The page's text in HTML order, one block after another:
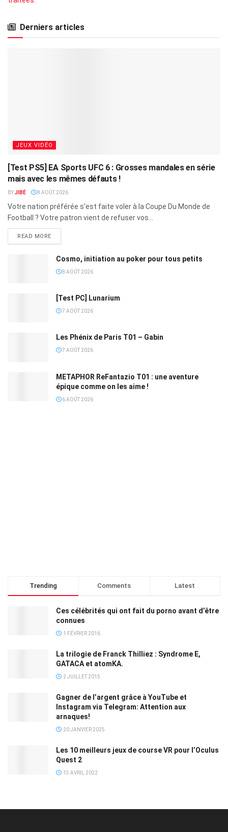
Derniers articles
JEUX VIDÉO
[Test PS5] EA Sports UFC 6 : Grosses mandales en série
mais avec les mêmes défauts !
BYJIBÉ 8 AOÛT 2026
Votre nation préférée s'est faite voler à la Coupe Du Monde de
Football ? Votre patron vient de refuser vos...
READ MORE
Cosmo, initiation au poker pour tous petits
8 AOÛT 2026
[Test PC] Lunarium
7 AOÛT 2026
Les Phénix de Paris T01 – Gabin
7 AOÛT 2026
METAPHOR ReFantazio T01 : une aventure
épique comme on les aime !
6 AOÛT 2026
Trending Comments Latest
Ces célébrités qui ont fait du porno avant d’être
connues
1 FÉVRIER 2016
La trilogie de Franck Thilliez : Syndrome E,
GATACA et atomKA.
2 JUILLET 2015
Gagner de l’argent grâce à YouTube et
Instagram via Telegram: Attention aux
arnaques!
20 JANVIER 2025
Les 10 meilleurs jeux de course VR pour l’Oculus
Quest 2
13 AVRIL 2022